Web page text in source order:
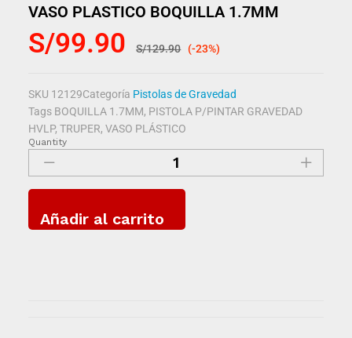
VASO PLASTICO BOQUILLA 1.7MM
S/99.90 S/129.90 (-23%)
SKU 12129Categoría Pistolas de Gravedad
Tags BOQUILLA 1.7MM, PISTOLA P/PINTAR GRAVEDAD
HVLP,TRUPER,VASO PLÁSTICO
Quantity
Añadir al carrito